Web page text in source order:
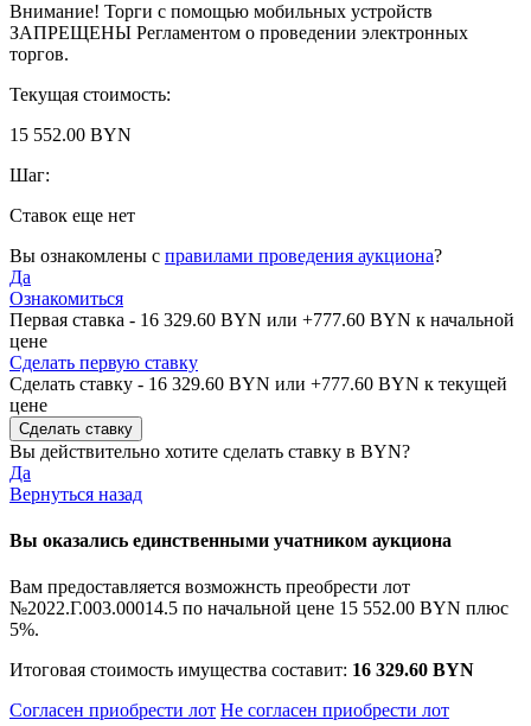
Внимание! Торги с помощью мобильных устройств
ЗАПРЕЩЕНЫ Регламентом о проведении электронных
торгов.
Текущая стоимость:
15 552.00 BYN
Шаг:
Ставок еще нет
Вы ознакомлены с правилами проведения аукциона?
Да
Ознакомиться
Первая ставка - 16 329.60 BYN или +777.60 BYN к начальной
цене
Сделать первую ставку
Сделать ставку - 16 329.60 BYN или +777.60 BYN к текущей
цене
Вы действительно хотите сделать ставку в BYN?
Да
Вернуться назад
Вы оказались единственными учатником аукциона
Вам предоставляется возможнсть преобрести лот
№2022.Г.003.00014.5 по начальной цене 15 552.00 BYN плюс
5%.
Итоговая стоимость имущества составит: 16 329.60 BYN
Согласен приобрести лот Не согласен приобрести лот